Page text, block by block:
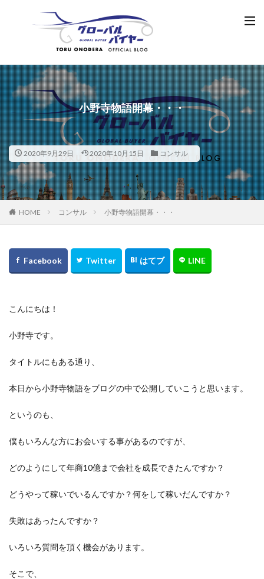
小野寺物語開幕・・・
2020年9月29日 2020年10月15日 コンサル
HOME コンサル 小野寺物語開幕・・・
こんにちは！
小野寺です。
タイトルにもある通り、
本日から小野寺物語をブログの中で公開していこうと思います。
というのも、
僕もいろんな方にお会いする事があるのですが、
どのようにして年商10億まで会社を成長できたんですか？
どうやって稼いでいるんですか？何をして稼いだんですか？
失敗はあったんですか？
いろいろ質問を頂く機会があります。
そこで、